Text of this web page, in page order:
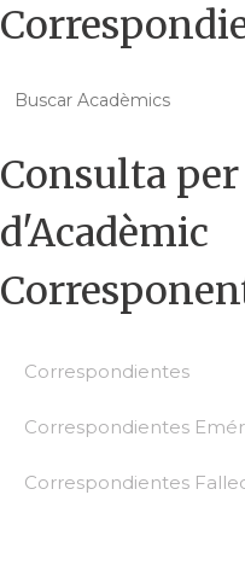
Consulta
d'Acadèmic
Correspondientes
Correspondientes
Correspondientes